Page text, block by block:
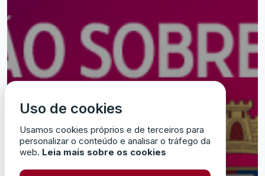
Uso de cookies
Usamos cookies próprios e de terceiros para
personalizar o conteúdo e analisar o tráfego da
web. Leia mais sobre os cookies